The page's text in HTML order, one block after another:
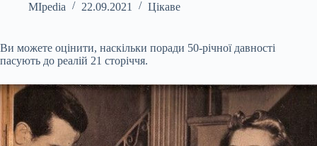
MIpedia 22.09.2021 Цікаве
Ви можете оцінити, наскільки поради 50-річної давності
пасують до реалій 21 сторіччя.